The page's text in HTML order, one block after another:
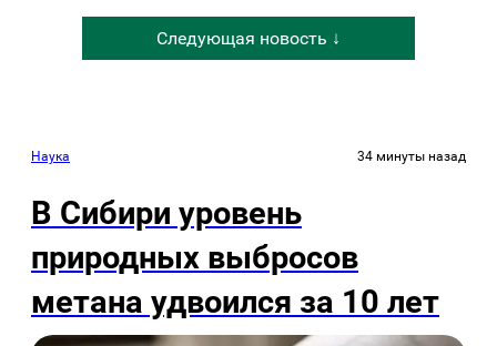
Следующая новость ↓
Наука 34 минуты назад
В Сибири уровень
природных выбросов
метана удвоился за 10 лет